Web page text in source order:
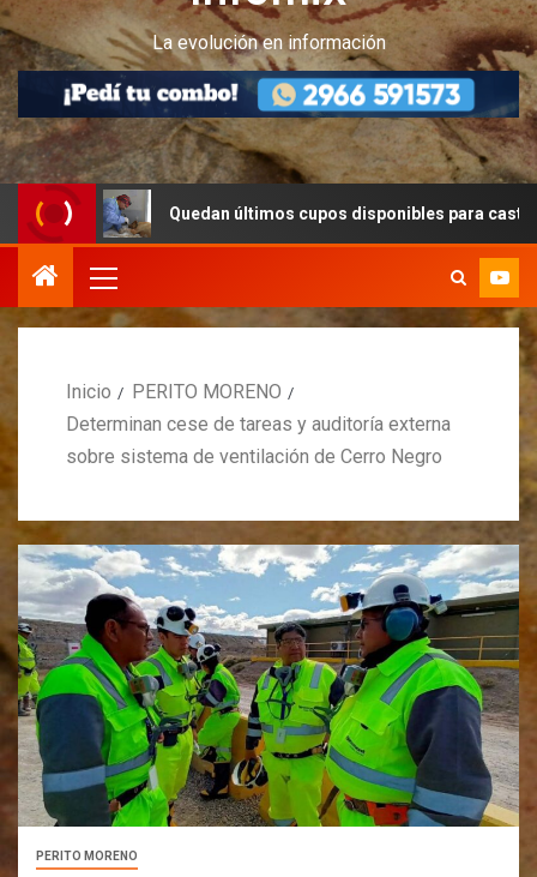
La evolución en información
Quedan últimos cupos disponibles para castraciones de
Inicio
PERITO MORENO
Determinan cese de tareas y auditoría externa
sobre sistema de ventilación de Cerro Negro
PERITO MORENO